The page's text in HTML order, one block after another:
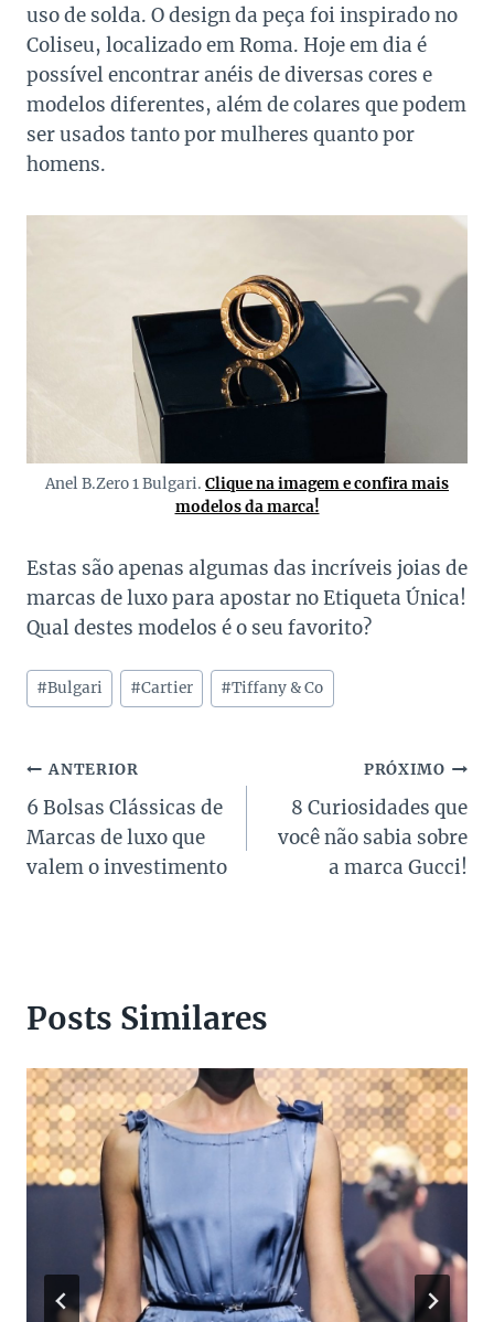
uso de solda. O design da peça foi inspirado no
Coliseu, localizado em Roma. Hoje em dia é
possível encontrar anéis de diversas cores e
modelos diferentes, além de colares que podem
ser usados tanto por mulheres quanto por
homens.
Anel B.Zero 1 Bulgari. Clique na imagem e confira mais
modelos da marca!
Estas são apenas algumas das incríveis joias de
marcas de luxo para apostar no Etiqueta Única!
Qual destes modelos é o seu favorito?
Tags
do
#Bulgari #Cartier #Tiffany & Co
Navegação
de
Post
ANTERIOR
6 Bolsas Clássicas de
Marcas de luxo que
valem o investimento
PRÓXIMO
8 Curiosidades que
você não sabia sobre
a marca Gucci!
Posts Similares